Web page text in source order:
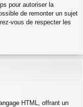
pour autoriser la
de remonter un sujet
vous de respecter les
HTML, offrant un